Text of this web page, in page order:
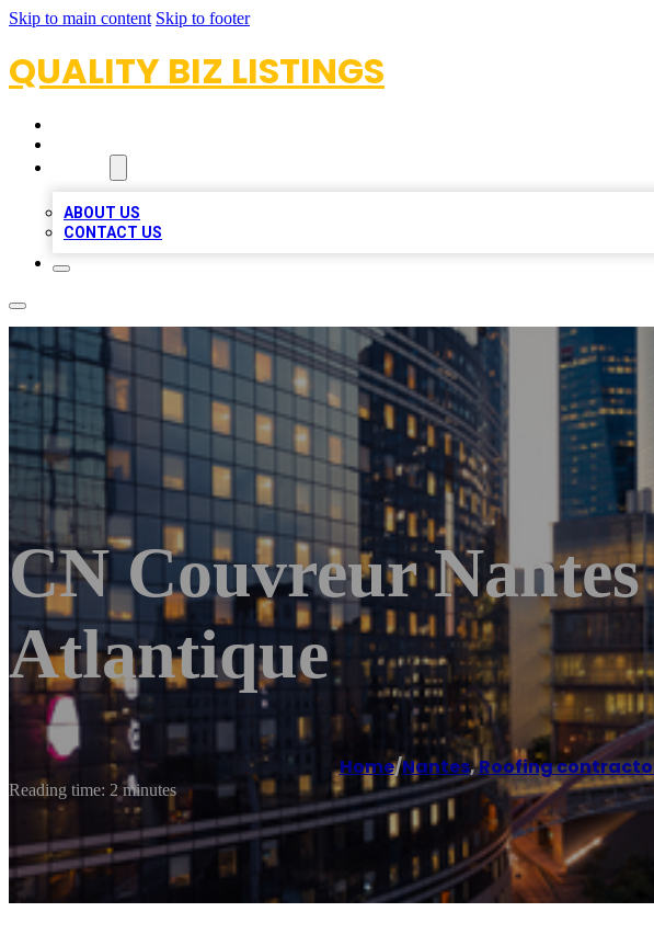
Skip to main content Skip to footer
QUALITY BIZ LISTINGS
ABOUT US
CONTACT US
CN Couvreur
Atlantique
Home/Nantes,Roofing
Reading time: 2 minutes